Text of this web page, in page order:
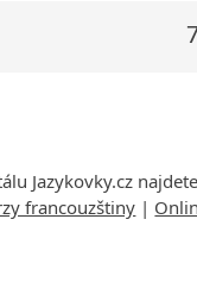
Jazykovky.cz
francouzštiny |